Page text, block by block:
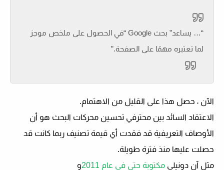
“… يساعد” بحث Google “في الحصول على ملخص موجز
لما تعتبره مهمًا على الصفحة.”
الآن ، حصل هذا على القليل من الاهتمام.
الاعتقاد السائد بين محترفي تحسين محركات البحث هو أن
الأوصاف التعريفية قد فقدت أي قيمة تصنيف ربما كانت قد
حصلت عليها منذ فترة طويلة.
مثل آن دونيلي مكتوبة حتى في عام 2011 و